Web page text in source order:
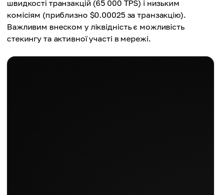
швидкості транзакцій (65 000 TPS) і низьким
комісіям (приблизно $0.00025 за транзакцію).
Важливим внеском у ліквідність є можливість
стекингу та активної участі в мережі.